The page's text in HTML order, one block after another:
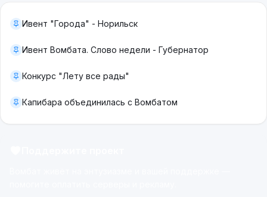
Ивент "Города" - Норильск
Ивент Вомбата. Слово недели - Губернатор
Конкурс "Лету все рады"
Капибара объединилась с Вомбатом